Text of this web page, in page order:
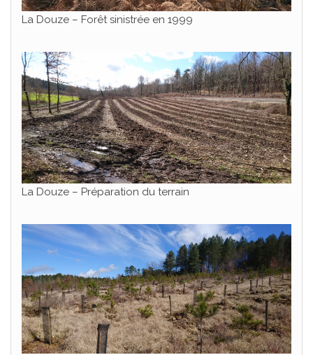
La Douze – Forêt sinistrée en 1999
La Douze – Préparation du terrain